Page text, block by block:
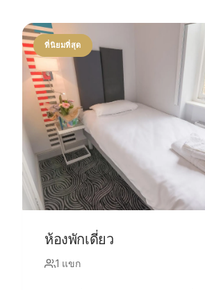
ที่นิยมที่สุด
ห้องพักเดี่ยว
1 แขก